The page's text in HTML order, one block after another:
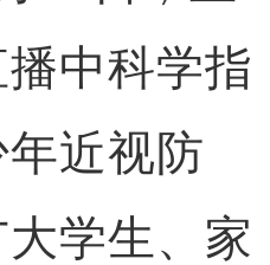
中科学指
近视防
学生、家